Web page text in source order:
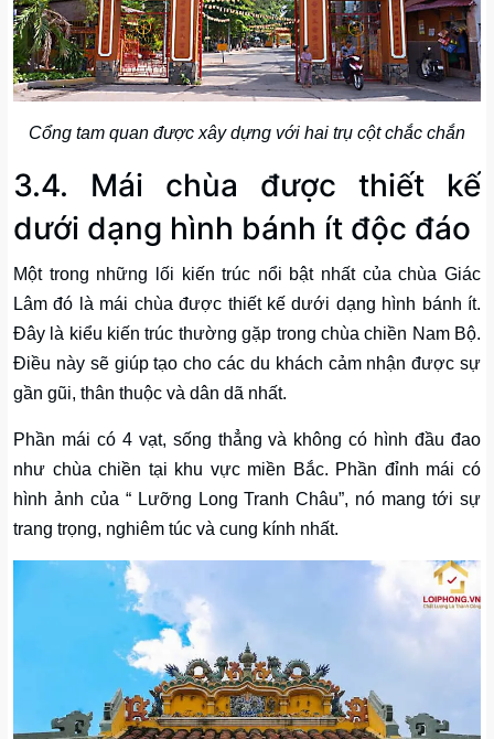
Cổng tam quan được xây dựng với hai trụ cột chắc chắn
3.4. Mái chùa được thiết kế
dưới dạng hình bánh ít độc đáo
Một trong những lối kiến trúc nổi bật nhất của chùa Giác
Lâm đó là mái chùa được thiết kế dưới dạng hình bánh ít.
Đây là kiểu kiến trúc thường gặp trong chùa chiền Nam Bộ.
Điều này sẽ giúp tạo cho các du khách cảm nhận được sự
gần gũi, thân thuộc và dân dã nhất.
Phần mái có 4 vạt, sống thẳng và không có hình đầu đao
như chùa chiền tại khu vực miền Bắc. Phần đỉnh mái có
hình ảnh của “ Lưỡng Long Tranh Châu”, nó mang tới sự
trang trọng, nghiêm túc và cung kính nhất.